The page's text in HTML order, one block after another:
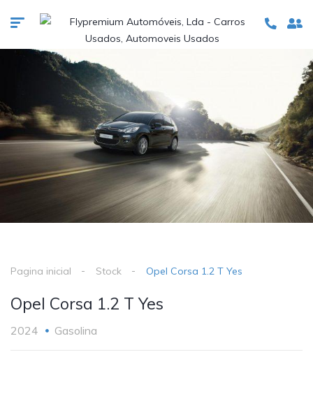
Pagina inicial Stock Opel Corsa 1.2 T Yes
Opel Corsa 1.2 T Yes
2024 Gasolina